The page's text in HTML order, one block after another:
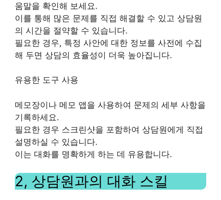
움말을 확인해 보세요.
이를 통해 많은 문제를 직접 해결할 수 있고 상담원
의 시간을 절약할 수 있습니다.
필요한 경우, 특정 사안에 대한 정보를 사전에 수집
해 두면 상담의 효율성이 더욱 높아집니다.
유용한 도구 사용
메모장이나 메모 앱을 사용하여 문제의 세부 사항을
기록하세요.
필요한 경우 스크린샷을 포함하여 상담원에게 직접
설명하실 수 있습니다.
이는 대화를 명확하게 하는 데 유용합니다.
2, 상담원과의 대화 스킬